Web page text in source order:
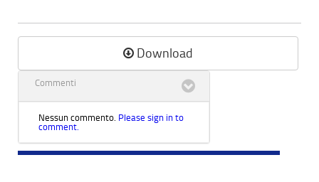
Download
Commenti
Nessun commento. Please sign in to
comment.